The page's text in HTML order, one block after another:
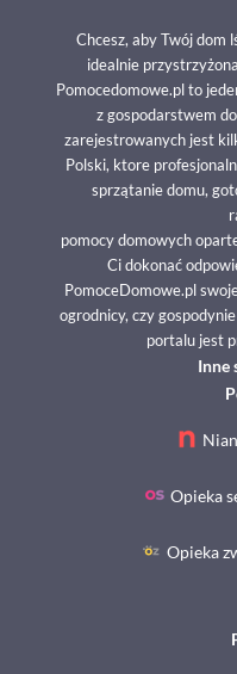
Chcesz, aby Twój dom
idealnie
Pomocedomowe.pl to
z gospodarstwem
zarejestrowanych jest
Polski, ktore
sprzątanie domu,
pomocy domowych
Ci dokonać
PomoceDomowe.pl
ogrodnicy, czy
portalu jest
Opieka
Opieka
Inne